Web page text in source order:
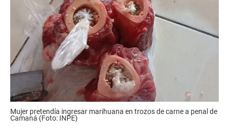
Mujer pretendía ingresar marihuana en trozos de carne a penal de
Camaná (Foto: INPE)